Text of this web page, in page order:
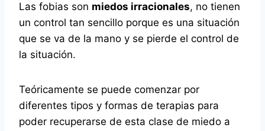
Las fobias son miedos irracionales, no tienen
un control tan sencillo porque es una situación
que se va de la mano y se pierde el control de
la situación.
Teóricamente se puede comenzar por
diferentes tipos y formas de terapias para
poder recuperarse de esta clase de miedo a